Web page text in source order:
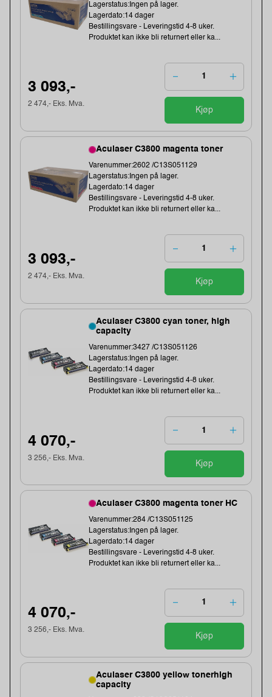
Lagerstatus:Ingen på lager.
Lagerdato:14 dager
Bestillingsvare - Leveringstid 4-8 uker.
Produktet kan ikke bli returnert eller ka...
3 093,-
2 474,- Eks. Mva.
Kjøp
Aculaser C3800 magenta toner
Varenummer:2602 /C13S051129
Lagerstatus:Ingen på lager.
Lagerdato:14 dager
Bestillingsvare - Leveringstid 4-8 uker.
Produktet kan ikke bli returnert eller ka...
3 093,-
2 474,- Eks. Mva.
Kjøp
Aculaser C3800 cyan toner, high
capacity
Varenummer:3427 /C13S051126
Lagerstatus:Ingen på lager.
Lagerdato:14 dager
Bestillingsvare - Leveringstid 4-8 uker.
Produktet kan ikke bli returnert eller ka...
4 070,-
3 256,- Eks. Mva.
Kjøp
Aculaser C3800 magenta toner HC
Varenummer:284 /C13S051125
Lagerstatus:Ingen på lager.
Lagerdato:14 dager
Bestillingsvare - Leveringstid 4-8 uker.
Produktet kan ikke bli returnert eller ka...
4 070,-
3 256,- Eks. Mva.
Kjøp
Aculaser C3800 yellow tonerhigh
capacity